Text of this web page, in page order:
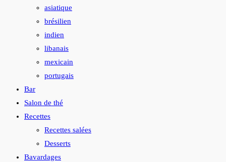
asiatique
brésilien
indien
libanais
mexicain
portugais
Bar
Salon de thé
Recettes
Recettes salées
Desserts
Bavardages